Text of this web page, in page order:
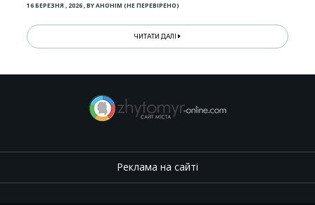
16 БЕРЕЗНЯ , 2026,BYАНОНІМ (НЕ ПЕРЕВІРЕНО)
ЧИТАТИ ДАЛІ
Реклама на сайті